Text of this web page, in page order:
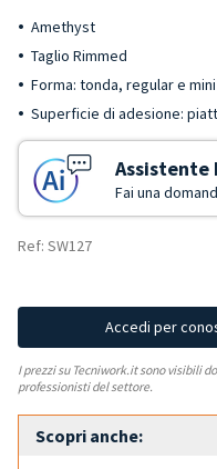
Amethyst
Taglio Rimmed
Forma: tonda, regular e mini
Superficie di adesione:
Fai una
Ref: SW127
Accedi per
I prezzi su Tecniwork.it sono visibili
professionisti del settore.
Scopri anche: